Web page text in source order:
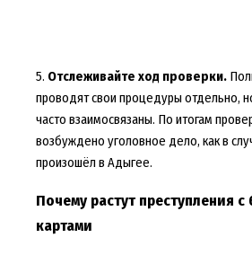
5. Отслеживайте ход проверки.
проводят свои процедуры отдельно,
часто взаимосвязаны. По итогам
возбуждено уголовное дело, как в
произошёл в Адыгее.
Почему растут преступления
картами